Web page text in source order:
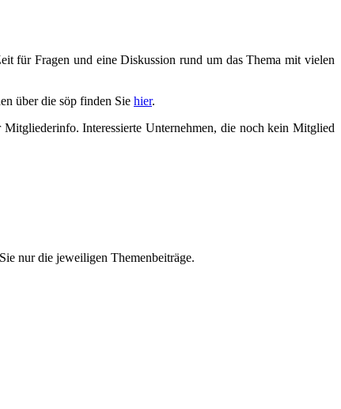
für Fragen und eine Diskussion rund um das Thema mit vielen
über die söp finden Sie hier.
Interessierte Unternehmen, die noch kein Mitglied
nur die jeweiligen Themenbeiträge.